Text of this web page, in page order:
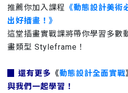
推薦你加入課程 《動態設計美術
出好插畫！》
這堂插畫實戰課將帶你學習多數
畫類型 Styleframe！
▉ 還有更多 《動態設計全面實戰
與我們一起學習！